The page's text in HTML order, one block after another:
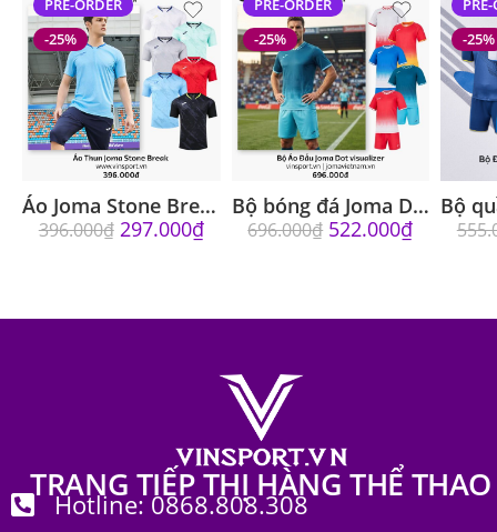
PRE-ORDER
-25%
Áo Joma Stone Break Mã 3155FP0250 Nhiều Màu
396.000₫ 297.000₫
PRE-ORDER
-25%
Bộ bóng đá Joma Dot visualizer 3115FPB001 nhiều màu
696.000₫ 522.000₫
-25%
TRANG TIẾP THỊ HÀNG THỂ THAO
Hotline: 0868.808.308